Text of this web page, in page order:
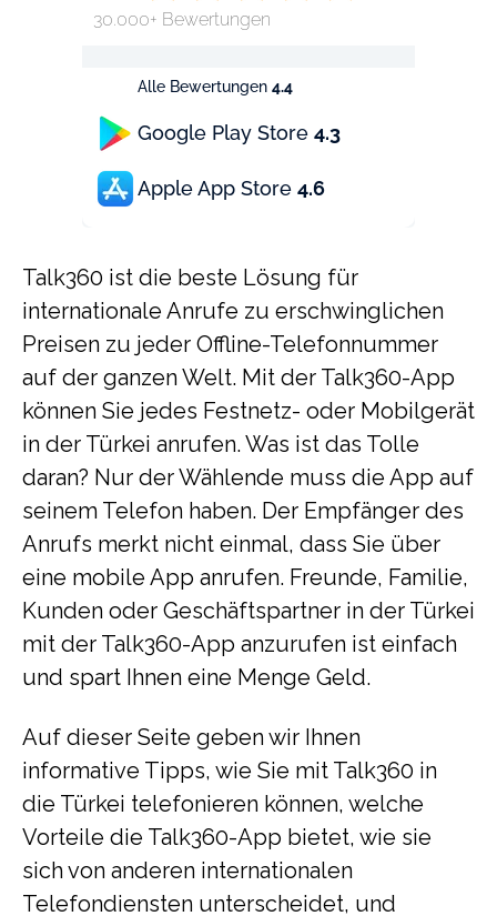
Alle Bewertungen 4.4
Google Play Store 4.3
Apple App Store 4.6
30.000+ Bewertungen
Talk360 ist die beste Lösung für
internationale Anrufe zu erschwinglichen
Preisen zu jeder Offline-Telefonnummer
auf der ganzen Welt. Mit der Talk360-App
können Sie jedes Festnetz- oder Mobilgerät
in der Türkei anrufen. Was ist das Tolle
daran? Nur der Wählende muss die App auf
seinem Telefon haben. Der Empfänger des
Anrufs merkt nicht einmal, dass Sie über
eine mobile App anrufen. Freunde, Familie,
Kunden oder Geschäftspartner in der Türkei
mit der Talk360-App anzurufen ist einfach
und spart Ihnen eine Menge Geld.
Auf dieser Seite geben wir Ihnen
informative Tipps, wie Sie mit Talk360 in
die Türkei telefonieren können, welche
Vorteile die Talk360-App bietet, wie sie
sich von anderen internationalen
Telefondiensten unterscheidet, und